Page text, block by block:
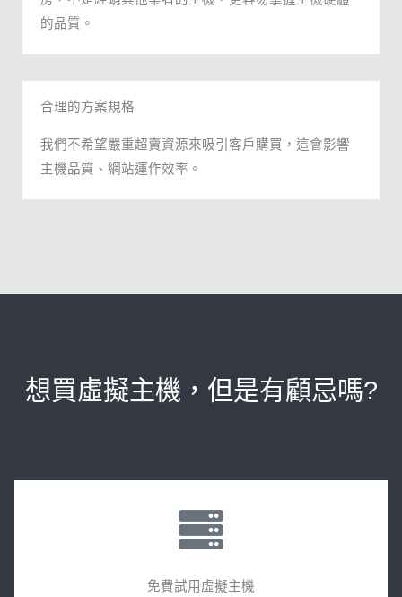
的品質。
合理的方案規格
我們不希望嚴重超賣資源來吸引客戶購買，這會影響
主機品質、網站運作效率。
想買虛擬主機，但是有顧忌嗎?
免費試用虛擬主機​